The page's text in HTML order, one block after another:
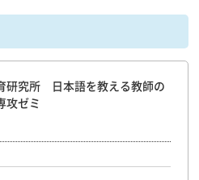
研究所 日本語を教える教師の
攻ゼミ